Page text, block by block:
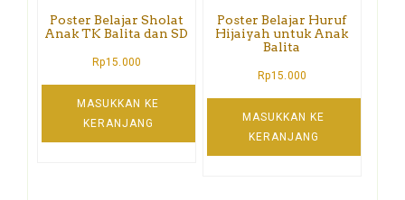
Poster Belajar Sholat
Anak TK Balita dan SD
Rp15.000
MASUKKAN KE
KERANJANG
Poster Belajar Huruf
Hijaiyah untuk Anak
Balita
Rp15.000
MASUKKAN KE
KERANJANG